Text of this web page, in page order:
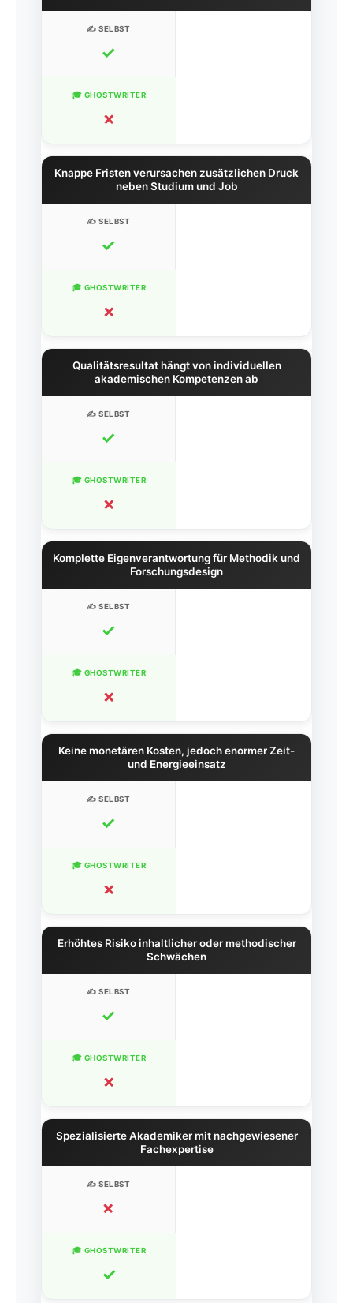
✓
✗
Knappe Fristen verursachen zusätzlichen Druck
neben Studium und Job
✓
✗
Qualitätsresultat hängt von individuellen
akademischen Kompetenzen ab
✓
✗
Komplette Eigenverantwortung für Methodik und
Forschungsdesign
✓
✗
Keine monetären Kosten, jedoch enormer Zeit-
und Energieeinsatz
✓
✗
Erhöhtes Risiko inhaltlicher oder methodischer
Schwächen
✓
✗
Spezialisierte Akademiker mit nachgewiesener
Fachexpertise
✗
✓